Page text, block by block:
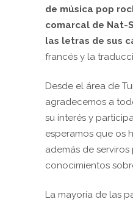
de música pop
comarcal de Nat-
las letras de sus
francés y la
Desde el área de
agradecemos a
su interés y
esperamos que os
además de
conocimientos
La mayoría de las